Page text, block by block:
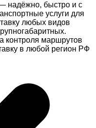
надёжно, быстро и с
услуги для
любых видов
контроля маршрутов
в любой регион РФ